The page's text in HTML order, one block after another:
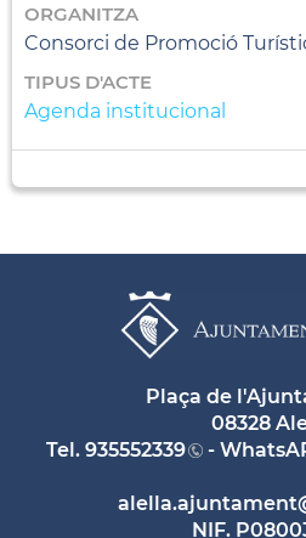
ORGANITZA
Consorci de Promoció
TIPUS D'ACTE
Agenda institucional
Plaça de
08328
Tel. 935552339 -
alella.ajuntament
NIF.